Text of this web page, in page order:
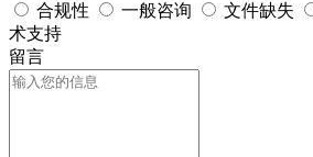
合规性
一般咨询 文件缺失
术支持
留言